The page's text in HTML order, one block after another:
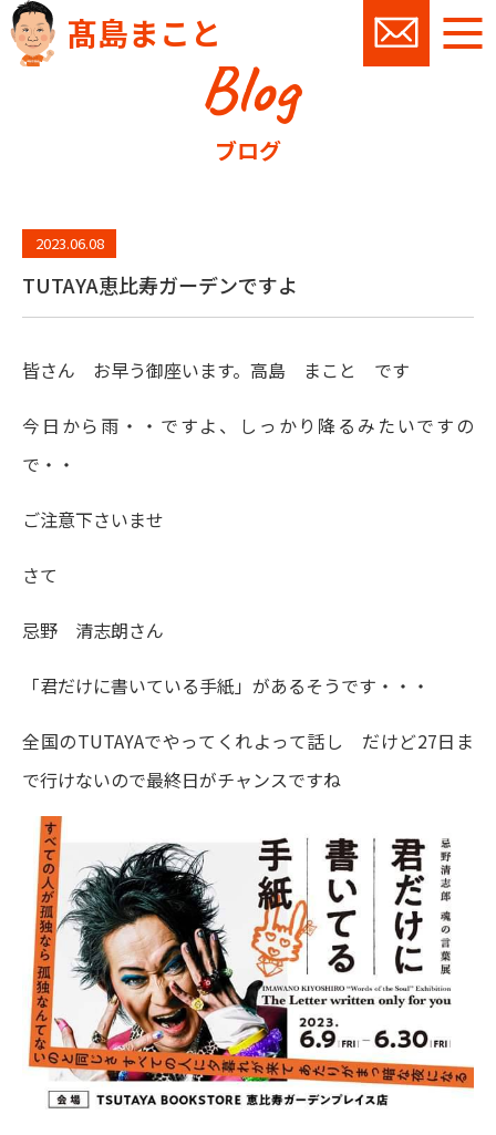
髙島まこと
Blog
ブログ
2023.06.08
TUTAYA恵比寿ガーデンですよ
皆さん お早う御座います。高島 まこと です
今日から雨・・ですよ、しっかり降るみたいですの
で・・
ご注意下さいませ
さて
忌野 清志朗さん
「君だけに書いている手紙」があるそうです・・・
全国のTUTAYAでやってくれよって話し だけど27日ま
で行けないので最終日がチャンスですね